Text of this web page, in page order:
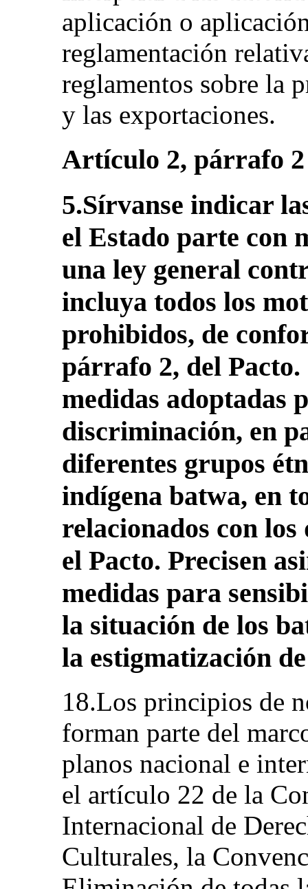
aplicación o
reglamentación
reglamentos sobre la
y las exportaciones.
Artículo 2, párrafo
5.Sírvanse indicar
el Estado parte con
una ley general
incluya todos los
prohibidos, de
párrafo 2, del Pacto.
medidas adoptadas
discriminación, en
diferentes grupos
indígena batwa, en
relacionados con los
el Pacto. Precisen
medidas para
la situación de los
la estigmatización
18.Los principios de
forman parte del
planos nacional e
el artículo 22 de la
Internacional de
Culturales, la